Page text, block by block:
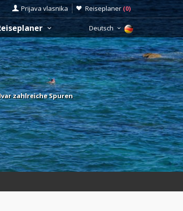
Prijava vlasnika Reiseplaner (0)
Deutsch
zahlreiche Spuren